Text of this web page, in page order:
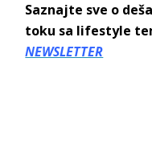
Saznajte sve o
toku sa lifestyle
NEWSLETTER